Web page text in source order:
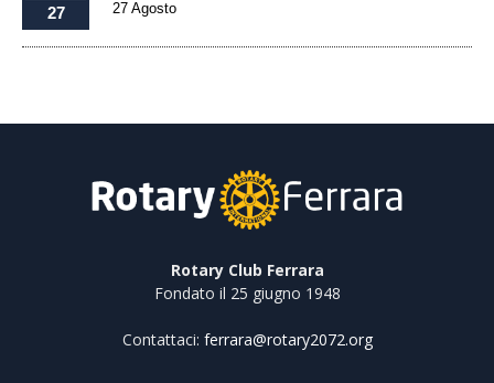
27 27 Agosto
Rotary Club Ferrara
Fondato il 25 giugno 1948
Contattaci: ferrara@rotary2072.org